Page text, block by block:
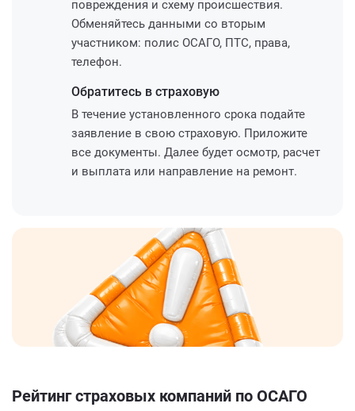
повреждения и схему происшествия.
Обменяйтесь данными со вторым
участником: полис ОСАГО, ПТС, права,
телефон.
Обратитесь в страховую
В течение установленного срока подайте
заявление в свою страховую. Приложите
все документы. Далее будет осмотр, расчет
и выплата или направление на ремонт.
Рейтинг страховых компаний по ОСАГО